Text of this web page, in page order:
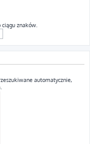
znaków.
automatycznie,